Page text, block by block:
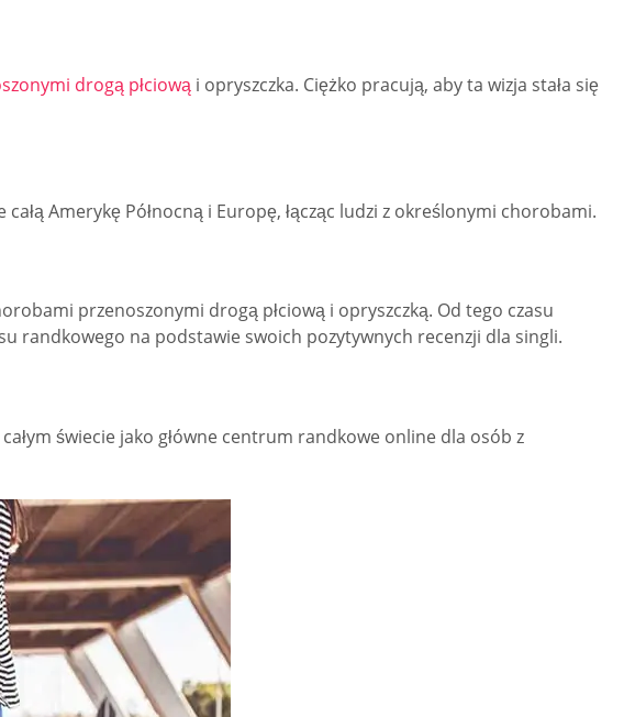
drogą płciową i opryszczka. Ciężko pracują, aby ta wizja stała się
Amerykę Północną i Europę, łącząc ludzi z określonymi chorobami.
przenoszonymi drogą płciową i opryszczką. Od tego czasu
randkowego na podstawie swoich pozytywnych recenzji dla singli.
świecie jako główne centrum randkowe online dla osób z